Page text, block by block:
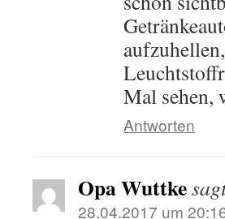
Mal sehen,
Antworten
Opa Wuttke
28.04.2017 um